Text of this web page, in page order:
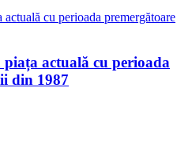
actuală cu perioada
din 1987